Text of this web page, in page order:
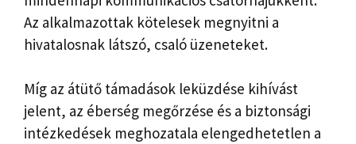
Az alkalmazottak kötelesek megnyitni a
hivatalosnak látszó, csaló üzeneteket.
Míg az átütő támadások leküzdése kihívást
jelent, az éberség megőrzése és a biztonsági
intézkedések meghozatala elengedhetetlen a